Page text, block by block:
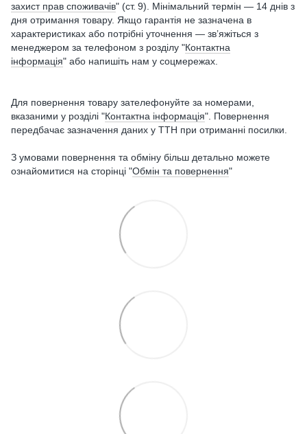
захист прав споживачів" (ст. 9). Мінімальний термін — 14 днів з
дня отримання товару. Якщо гарантія не зазначена в
характеристиках або потрібні уточнення — зв’яжіться з
менеджером за телефоном з розділу "Контактна
інформація" або напишіть нам у соцмережах.
Для повернення товару зателефонуйте за номерами,
вказаними у розділі "Контактна інформація". Повернення
передбачає зазначення даних у ТТН при отриманні посилки.
З умовами повернення та обміну більш детально можете
ознайомитися на сторінці "Обмін та повернення"